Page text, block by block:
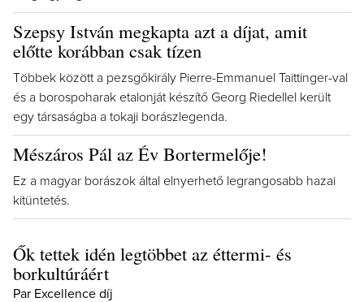
Szepsy István megkapta azt a díjat, amit
előtte korábban csak tízen
Többek között a pezsgőkirály Pierre-Emmanuel Taittinger-val
és a borospoharak etalonját készítő Georg Riedellel került
egy társaságba a tokaji borászlegenda.
Mészáros Pál az Év Bortermelője!
Ez a magyar borászok által elnyerhető legrangosabb hazai
kitüntetés.
Ők tettek idén legtöbbet az éttermi- és
borkultúráért
Par Excellence díj